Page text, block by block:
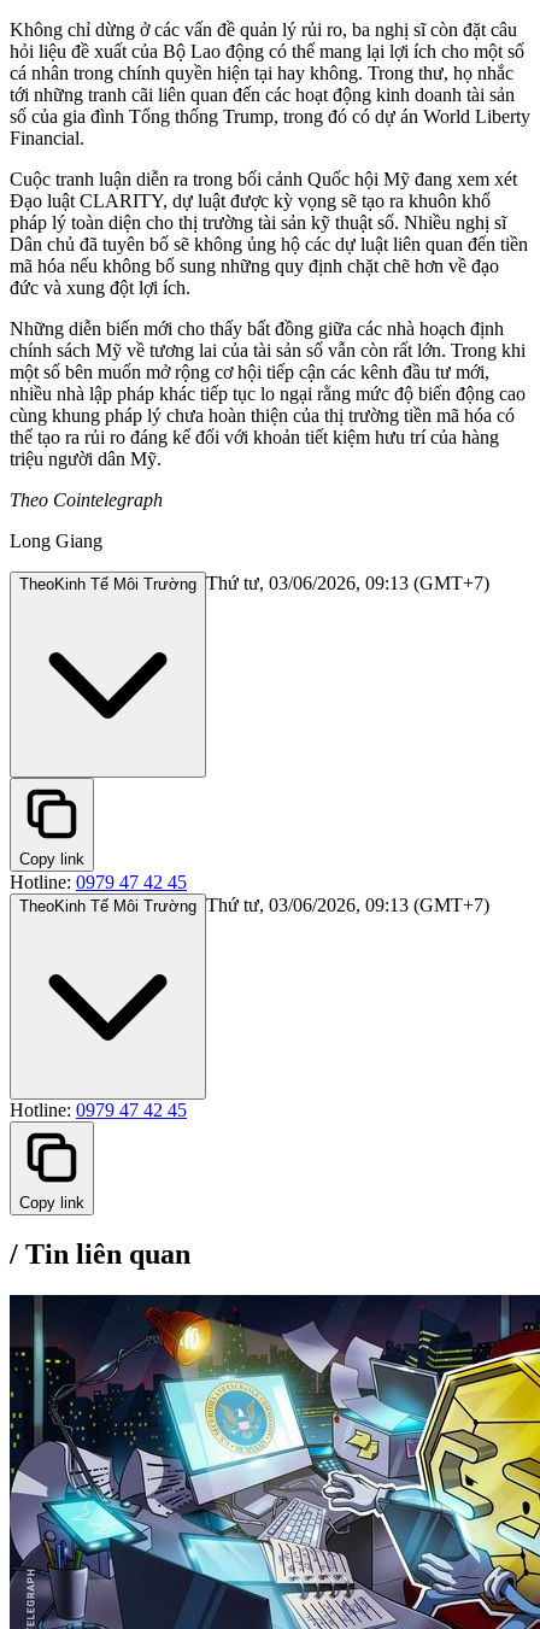
Không chỉ dừng ở các vấn đề quản lý rủi ro, ba nghị sĩ còn đặt câu
hỏi liệu đề xuất của Bộ Lao động có thể mang lại lợi ích cho một số
cá nhân trong chính quyền hiện tại hay không. Trong thư, họ nhắc
tới những tranh cãi liên quan đến các hoạt động kinh doanh tài sản
số của gia đình Tổng thống Trump, trong đó có dự án World Liberty
Financial.
Cuộc tranh luận diễn ra trong bối cảnh Quốc hội Mỹ đang xem xét
Đạo luật CLARITY, dự luật được kỳ vọng sẽ tạo ra khuôn khổ
pháp lý toàn diện cho thị trường tài sản kỹ thuật số. Nhiều nghị sĩ
Dân chủ đã tuyên bố sẽ không ủng hộ các dự luật liên quan đến tiền
mã hóa nếu không bổ sung những quy định chặt chẽ hơn về đạo
đức và xung đột lợi ích.
Những diễn biến mới cho thấy bất đồng giữa các nhà hoạch định
chính sách Mỹ về tương lai của tài sản số vẫn còn rất lớn. Trong khi
một số bên muốn mở rộng cơ hội tiếp cận các kênh đầu tư mới,
nhiều nhà lập pháp khác tiếp tục lo ngại rằng mức độ biến động cao
cùng khung pháp lý chưa hoàn thiện của thị trường tiền mã hóa có
thể tạo ra rủi ro đáng kể đối với khoản tiết kiệm hưu trí của hàng
triệu người dân Mỹ.
Theo Cointelegraph
Long Giang
TheoKinh Tế Môi Trường Thứ tư, 03/06/2026, 09:13 (GMT+7)
Copy link
Hotline: 0979 47 42 45
TheoKinh Tế Môi Trường Thứ tư, 03/06/2026, 09:13 (GMT+7)
Hotline: 0979 47 42 45
Copy link
/ Tin liên quan